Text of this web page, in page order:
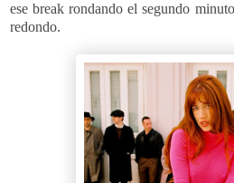
ese break rondando el segundo
redondo.